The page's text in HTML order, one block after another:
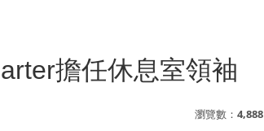
擔任休息室領袖
瀏覽數： 4,888